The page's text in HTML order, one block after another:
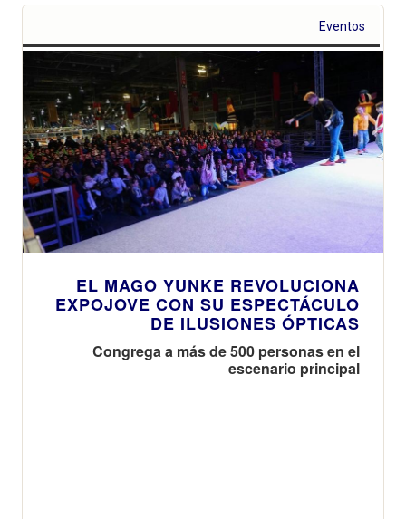
Eventos
EL MAGO YUNKE REVOLUCIONA
EXPOJOVE CON SU ESPECTÁCULO
DE ILUSIONES ÓPTICAS
Congrega a más de 500 personas en el
escenario principal